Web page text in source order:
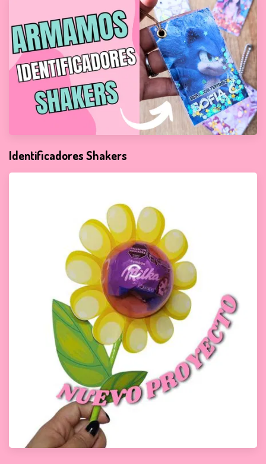
Identificadores Shakers